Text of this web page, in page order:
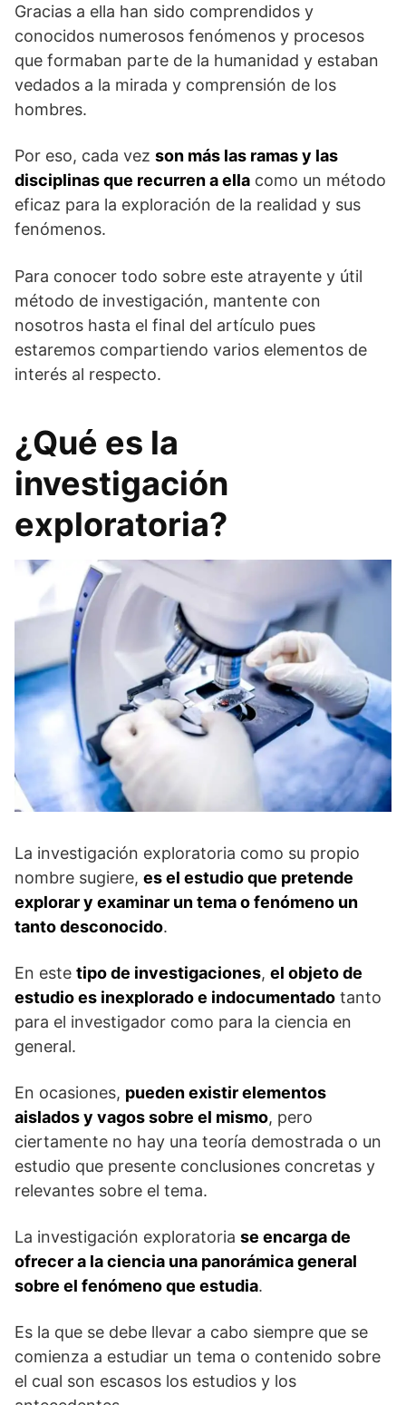
Gracias a ella han sido comprendidos y
conocidos numerosos fenómenos y procesos
que formaban parte de la humanidad y estaban
vedados a la mirada y comprensión de los
hombres.
Por eso, cada vez son más las ramas y las
disciplinas que recurren a ella como un método
eficaz para la exploración de la realidad y sus
fenómenos.
Para conocer todo sobre este atrayente y útil
método de investigación, mantente con
nosotros hasta el final del artículo pues
estaremos compartiendo varios elementos de
interés al respecto.
¿Qué es la
investigación
exploratoria?
La investigación exploratoria como su propio
nombre sugiere, es el estudio que pretende
explorar y examinar un tema o fenómeno un
tanto desconocido.
En este tipo de investigaciones, el objeto de
estudio es inexplorado e indocumentado tanto
para el investigador como para la ciencia en
general.
En ocasiones, pueden existir elementos
aislados y vagos sobre el mismo, pero
ciertamente no hay una teoría demostrada o un
estudio que presente conclusiones concretas y
relevantes sobre el tema.
La investigación exploratoria se encarga de
ofrecer a la ciencia una panorámica general
sobre el fenómeno que estudia.
Es la que se debe llevar a cabo siempre que se
comienza a estudiar un tema o contenido sobre
el cual son escasos los estudios y los